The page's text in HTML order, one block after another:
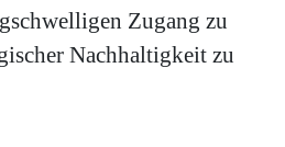
Zugang zu
Nachhaltigkeit zu